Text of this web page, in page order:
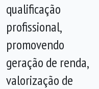
qualificação
profissional,
promovendo
geração de renda,
valorização de